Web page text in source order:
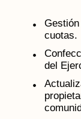
cuotas.
del